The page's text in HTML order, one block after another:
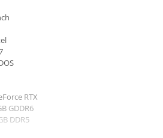
RTX
GDDR6
DDR5